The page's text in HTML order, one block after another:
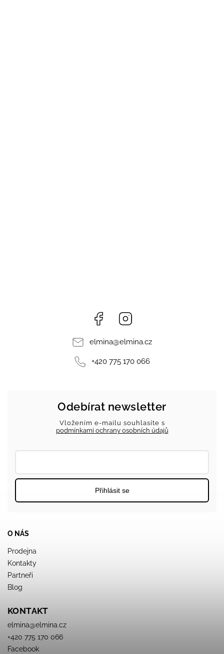
Facebook
elmina@elmina.cz
+420 775 170 066
O NÁS
Prodejna
Kontakty
Partneři
Blog
KONTAKT
elmina@elmina.cz
+420 775 170 066
Facebook
Odebírat newsletter
Vložením e-mailu souhlasíte s
podmínkami ochrany osobních údajů
Přihlásit se